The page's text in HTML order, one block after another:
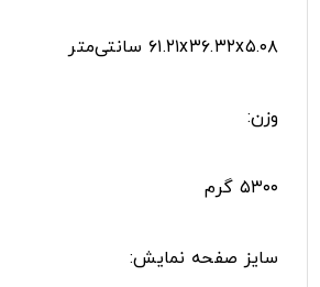
۶۱.۲۱x۳۶.۳۲x۵.۰۸ سانتی‌متر
وزن:
۵۳۰۰ گرم
سایز صفحه نمایش: